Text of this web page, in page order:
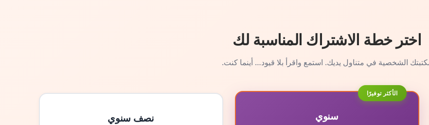
اختر خطة الاشتراك المناسبة لك
الشخصية في متناول يديك. استمع واقرأ بلا قيود… أينما كنت.
الأكثر توفيرًا
سنوي نصف سنوي